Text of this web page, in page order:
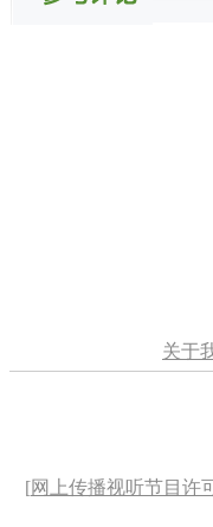
关于
[网上传播视听节目许